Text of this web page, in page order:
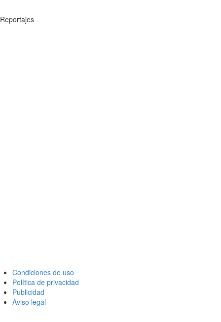
Reportajes
Condiciones de uso
Política de privacidad
Publicidad
Aviso legal